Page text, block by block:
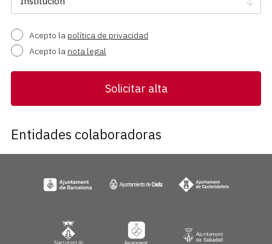
Acepto la política de privacidad
Acepto la nota legal
Solicitar alta
Entidades colaboradoras